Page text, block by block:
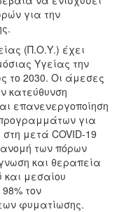
για την
(Π.Ο.Υ.) έχει
Υγείας την
το 2030. Οι άμεσες
κατεύθυνση
επανενεργοποίηση
για
μετά COVID-19
των πόρων
και θεραπεία
και μεσαίου
τον
φυματίωσης.